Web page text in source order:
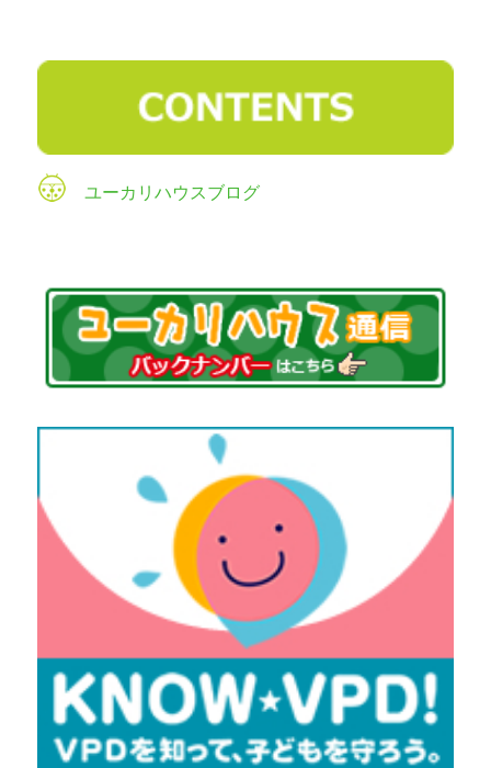
ユーカリハウスブログ